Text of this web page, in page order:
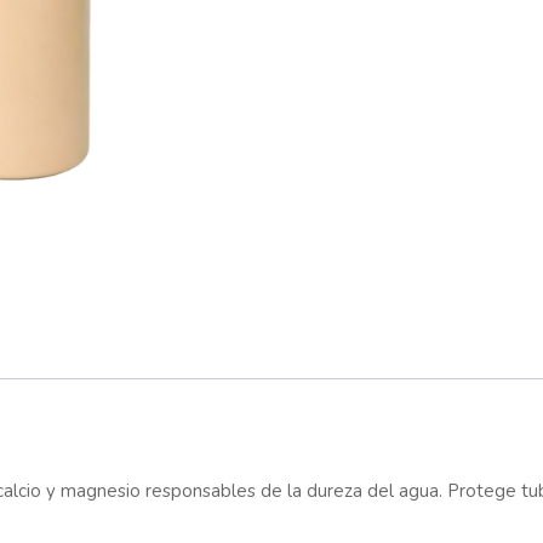
y magnesio responsables de la dureza del agua. Protege